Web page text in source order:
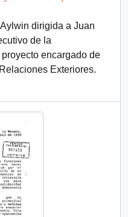
dirigida a Juan
de la
encargado de
Exteriores.